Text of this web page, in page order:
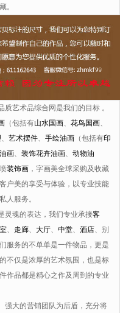
。
艺术品综合网是我们的目标 。
（包括有山水国画、 花鸟国画、
、 艺术摆件、 手绘油画 （包括有印
画、 装饰花卉油画、 动物油
装饰画 ，字画美全球采购及收藏
户美的享受与体验，以专业技能
人服务。
魂的表达，我们专业承接客
、 走廊、 大厅、 中堂、 酒店、别
服务的不单单是一件物品，更是
不仅是浓厚的艺术氛围，也是标
作品都是精心之作及周到的专业
大的营销团队为后盾，充分将